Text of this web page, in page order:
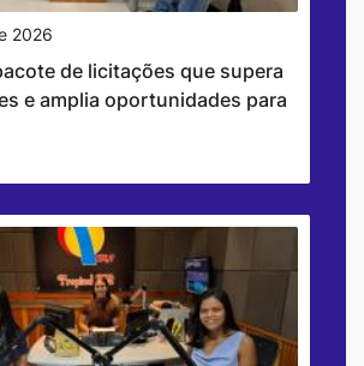
2026
de licitações que supera
e amplia oportunidades para